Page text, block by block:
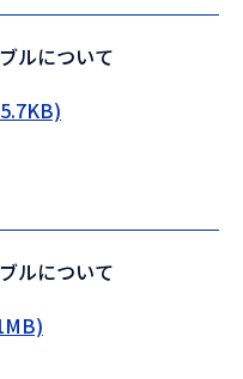
ルについて
ルについて